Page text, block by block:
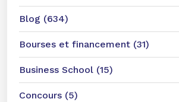
Blog (634)
Bourses et financement (31)
Business School (15)
Concours (5)